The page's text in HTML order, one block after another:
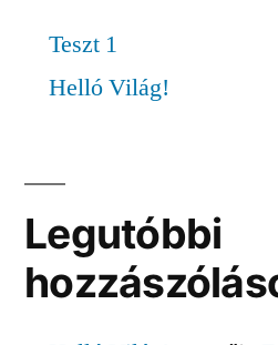
Teszt 1
Helló Világ!
Legutóbbi